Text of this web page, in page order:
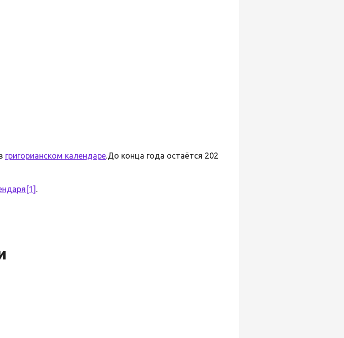
григорианском календаре.До конца года остаётся 202
[1] .